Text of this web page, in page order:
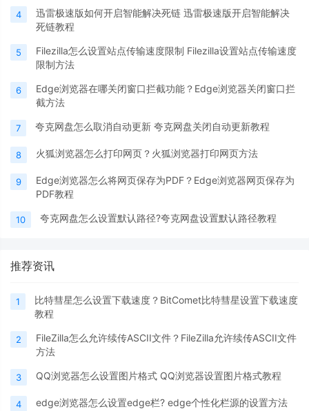
4
迅雷极速版如何开启智能解决死链 迅雷极速版开启智能解决
死链教程
5
Filezilla怎么设置站点传输速度限制 Filezilla设置站点传输速度
限制方法
6
Edge浏览器在哪关闭窗口拦截功能？Edge浏览器关闭窗口拦
截方法
7 夸克网盘怎么取消自动更新 夸克网盘关闭自动更新教程
8 火狐浏览器怎么打印网页？火狐浏览器打印网页方法
9
Edge浏览器怎么将网页保存为PDF？Edge浏览器网页保存为
PDF教程
10 夸克网盘怎么设置默认路径?夸克网盘设置默认路径教程
推荐资讯
1
比特彗星怎么设置下载速度？BitComet比特彗星设置下载速度
教程
2
FileZilla怎么允许续传ASCII文件？FileZilla允许续传ASCII文件
方法
3 QQ浏览器怎么设置图片格式 QQ浏览器设置图片格式教程
4 edge浏览器怎么设置edge栏? edge个性化栏源的设置方法